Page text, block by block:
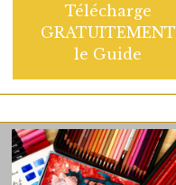
Télécharge
GRATUITEMENT
le Guide